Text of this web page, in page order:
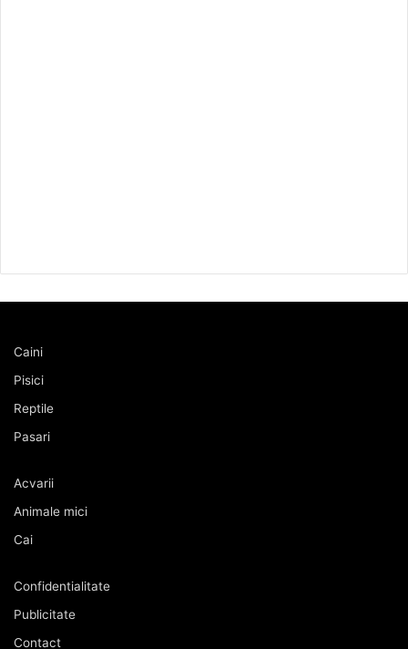
Caini
Pisici
Reptile
Pasari
Acvarii
Animale mici
Cai
Confidentialitate
Publicitate
Contact